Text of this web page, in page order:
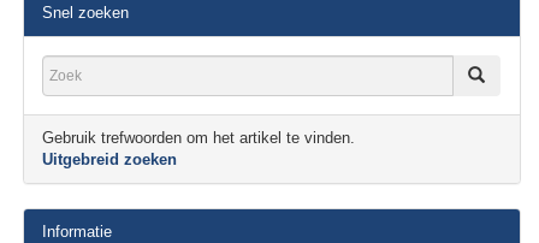
Snel zoeken
Gebruik trefwoorden om het artikel te vinden.
Uitgebreid zoeken
Informatie